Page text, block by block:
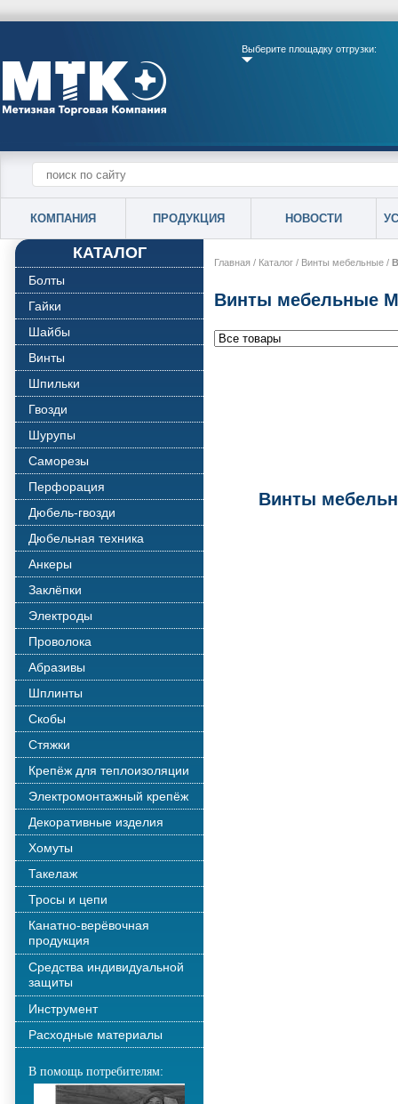
Выберите площадку отгрузки:
КОМПАНИЯ ПРОДУКЦИЯ НОВОСТИ
КАТАЛОГ
Болты
Гайки
Шайбы
Винты
Шпильки
Гвозди
Шурупы
Саморезы
Перфорация
Дюбель-гвозди
Дюбельная техника
Анкеры
Заклёпки
Электроды
Проволока
Абразивы
Шплинты
Скобы
Стяжки
Крепёж для теплоизоляции
Электромонтажный крепёж
Декоративные изделия
Хомуты
Такелаж
Тросы и цепи
Канатно-верёвочная
продукция
Средства индивидуальной
защиты
Инструмент
Расходные материалы
В помощь потребителям:
Главная / Каталог / Винты мебельные /
Винты мебельные
Винты